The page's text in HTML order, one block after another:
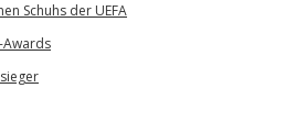
Schuhs der UEFA
Awards